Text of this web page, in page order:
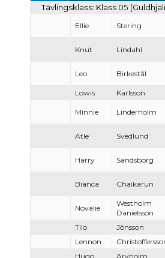
Tävlingsklass: Klass 05
Ellie Stering
Knut Lindahl
Leo Birkestål
Lowis Karlsson
Minnie Linderholm
Atle Svedlund
Harry Sandsborg
Bianca Chaikarun
Novalie
Westholm
Danielsson
Tilo Jönsson
Lennon
Hugo
Arvholm